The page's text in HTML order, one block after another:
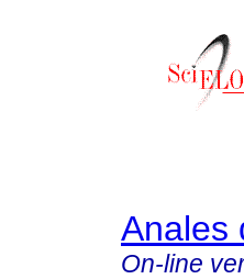
Anales
On-line